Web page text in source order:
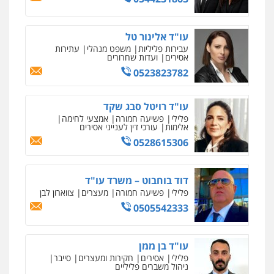
סלימאן אבו שעירה – משרד עורכי דין
פלילי בטחוני צבאי נזיקין
0547780927
עו"ד אסף גונן
פלילי פשע חמור תעבורה צבא מעצרים
וחקירות
0542255161
גל דהן – משרד עורך דין פלילי
פלילי פשיעה חמורה סמים מעצרים
וחקירות
עו"ד ראוף נג'אר
פלילי עורכי דין לענייני אסירים מעצרים
סמים רכוש
עו"ד אלינור טל
עבירות פליליות משפט מנהלי עתירות
אסירים ועדות שחרורים
0523823782
עו"ד רויטל סבג שקד
פלילי פשיעה חמורה אמצעי לחימה
אלימות עורכי דין לענייני אסירים
0528615306
דוד בוחבוט – משרד עו"ד
פלילי פשיעה חמורה מעצרים צווארון לבן
0505542333
עו"ד בן ממן
פלילי אסירים חקירות ומעצרים סייבר
ניהול משברים פליליים
אחסון אתרים
מהירות הגנה גיבוי
מקצועיים לעורכי דין
מרכז התחלה חדשה
אסירים עבירות מין שירותים מקצועיים
לעורכי דין
0544500346
מאיה בלום, עו"ס, טיפול ושיקום
לעורכי דין
0504062539
עו"ד ד"ר אבי שקד
עבירות כלכליות
עבירות פליליות
0544385337